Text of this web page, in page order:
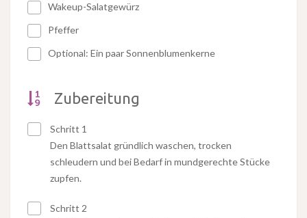
Wakeup-Salatgewürz
Pfeffer
Optional: Ein paar Sonnenblumenkerne
Zubereitung
Schritt 1
Den Blattsalat gründlich waschen, trocken
schleudern und bei Bedarf in mundgerechte Stücke
zupfen.
Schritt 2